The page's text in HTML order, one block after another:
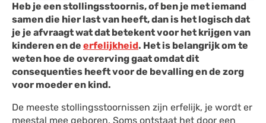
Heb je een stollingsstoornis, of ben je met iemand
samen die hier last van heeft, dan is het logisch dat
je je afvraagt wat dat betekent voor het krijgen van
kinderen en de erfelijkheid. Het is belangrijk om te
weten hoe de overerving gaat omdat dit
consequenties heeft voor de bevalling en de zorg
voor moeder en kind.
De meeste stollingsstoornissen zijn erfelijk, je wordt er
meestal mee geboren. Soms ontstaat het door een